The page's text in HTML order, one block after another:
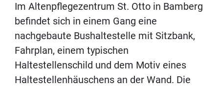
Im Altenpflegezentrum St. Otto in Bamberg
befindet sich in einem Gang eine
nachgebaute Bushaltestelle mit Sitzbank,
Fahrplan, einem typischen
Haltestellenschild und dem Motiv eines
Haltestellenhäuschens an der Wand. Die